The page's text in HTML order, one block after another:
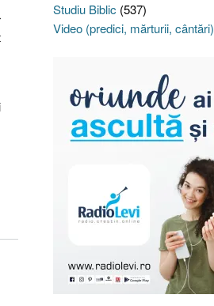
Studiu Biblic (537)
Video (predici, mărturii, cântări)